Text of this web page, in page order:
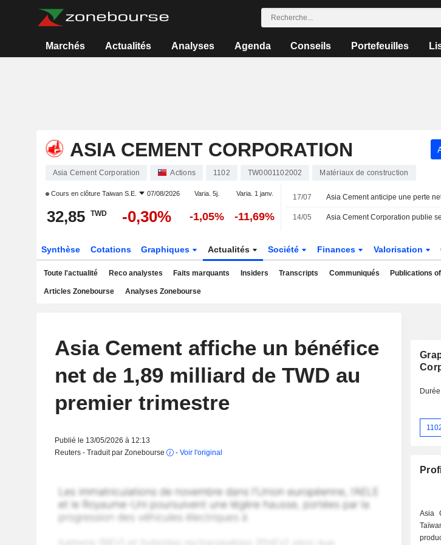
Marchés Actualités Analyses Agenda Conseils Portefeuilles
ASIA CEMENT CORPORATION
Asia Cement Corporation Actions 1102 TW0001102002 Matériaux de construction
Cours en clôture Taiwan S.E. 07/08/2026 Varia. 5j. Varia. 1 janv.
32,85 TWD -0,30% -1,05% -11,69%
17/07 Asia Cement anticipe une perte
14/05
Synthèse Cotations Graphiques Actualités Société Finances Valorisation
Toute l'actualité Reco analystes Faits marquants Insiders Transcripts Communiqués Publications
Articles Zonebourse Analyses Zonebourse
Asia Cement affiche un bénéfice
net de 1,89 milliard de TWD au
premier trimestre
Publié le 13/05/2026 à 12:13
Reuters - Traduit par Zonebourse
- Voir l'original
Durée
Asia